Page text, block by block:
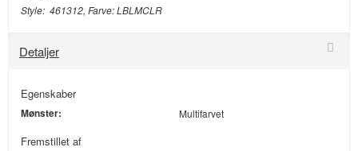
Style: 461312, Farve: LBLMCLR
Detaljer
Egenskaber
Mønster: Multifarvet
Fremstillet af